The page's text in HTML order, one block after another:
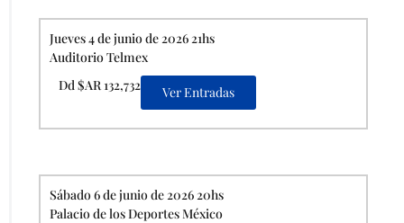
Jueves 4 de junio de 2026 21hs
Auditorio Telmex
Dd $AR 132,732
Ver Entradas
Sábado 6 de junio de 2026 20hs
Palacio de los Deportes México